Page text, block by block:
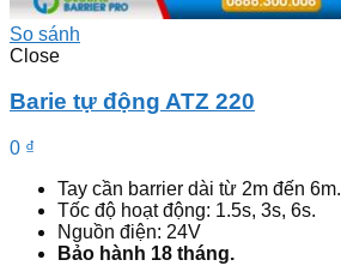
So sánh
Close
Barie tự động ATZ 220
0 ₫
Tay cần barrier dài từ 2m đến 6m.
Tốc độ hoạt động: 1.5s, 3s, 6s.
Nguồn điện: 24V
Bảo hành 18 tháng.